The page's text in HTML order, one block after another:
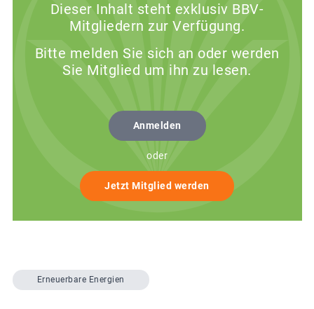
Dieser Inhalt steht exklusiv BBV-
Mitgliedern zur Verfügung.
Bitte melden Sie sich an oder werden
Sie Mitglied um ihn zu lesen.
Anmelden
oder
Jetzt Mitglied werden
Erneuerbare Energien